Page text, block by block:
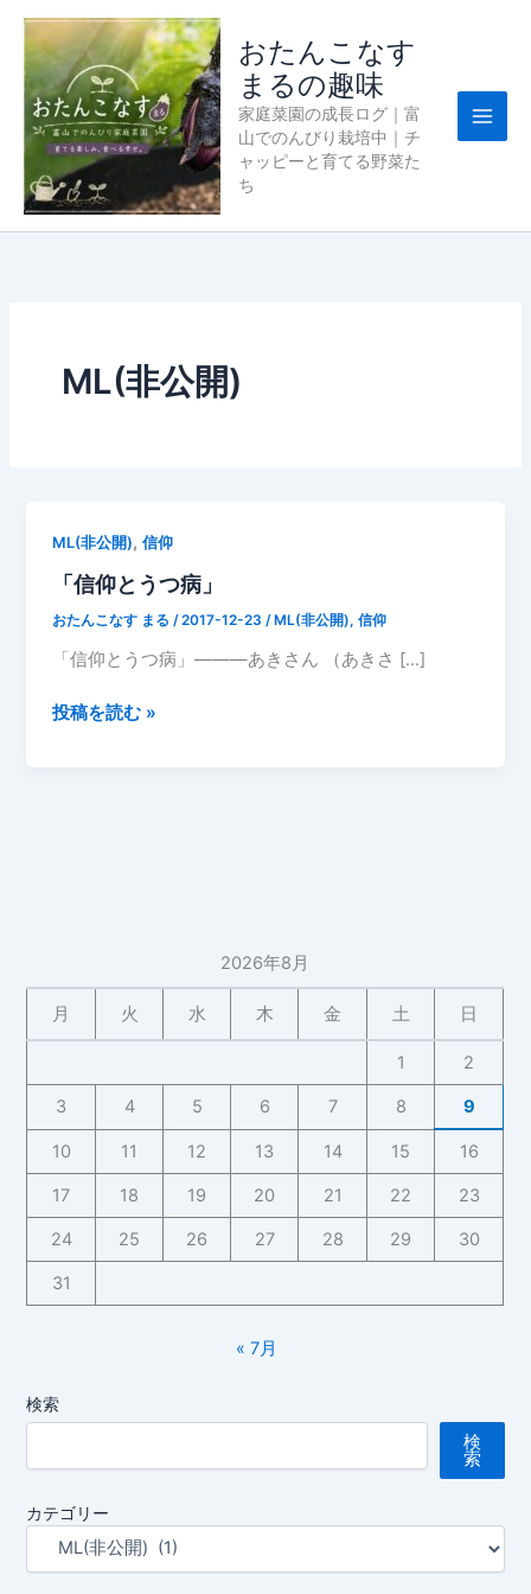
おたんこなす
まるの趣味
家庭菜園の成長ログ｜富
山でのんびり栽培中｜チ
ャッピーと育てる野菜た
ち
ML(非公開)
ML(非公開),信仰
「信仰とうつ病」
おたんこなす まる /2017-12-23 /ML(非公開),信仰
「信仰とうつ病」―――あきさん （あきさ […]
「信
投稿を読む »
2026年8月
月 火 水 木 金 土 日
1 2
3 4 5 6 7 8 9
10 11 12 13 14 15 16
17 18 19 20 21 22 23
24 25 26 27 28 29 30
31
« 7月
検索
検
索
カテゴリー